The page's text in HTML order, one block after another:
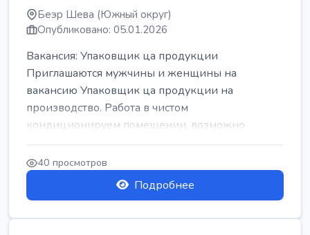
Беэр Шева (Южный округ)
Опубликовано: 05.01.2026
Вакансия: Упаковщик ца продукции
Приглашаются мужчины и женщины на
вакансию Упаковщик ца продукции на
производство. Работа в чистом
кондиционируем помещении, возможно
работать сидя. Работа с воскресен...
40 просмотров
Подробнее